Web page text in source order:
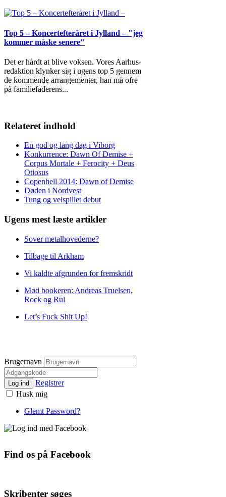
Top 5 – Koncertefteråret i Jylland – "jeg
kommer måske senere"
Det er hårdt at blive voksen. Vores Aarhus-
redaktion klynker sig i ugens top 5 gennem
de kommende arrangementer, han må ofre
på familiefaderens...
Relateret indhold
En god og lang dag i Viborg
Konkurrence: Dawn Of Demise +
Corpus Mortale + Ferocity + Deus
Otiosus
Copenhell 2014: Dawn of Demise
Døden i Nordvest
Tung og velspillet debut
Ugens mest læste artikler
Sover metalhovederne?
Tilbage til Arkham
Vi kaldte afgrunden for fremskridt
Mød bookeren: Andreas Truelsen,
Rock og Rul
Let’s Fuck Shit Up!
Brugernavn
Log ind
Registrer
Husk mig
Glemt Password?
Find os på Facebook
Skribenter søges